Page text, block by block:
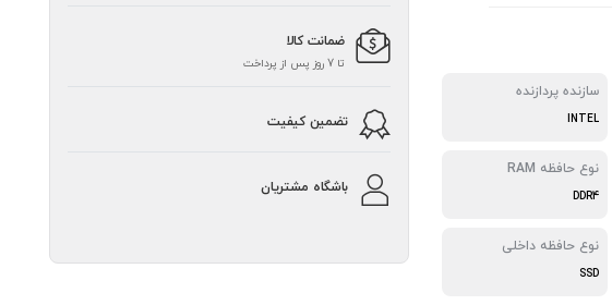
سازنده پردازنده
INTEL
نوع حافظه RAM
DDR4
نوع حافظه داخلی
SSD
ضمانت کالا
تا 7 روز پس از پرداخت
تضمین کیفیت
باشگاه مشتریان